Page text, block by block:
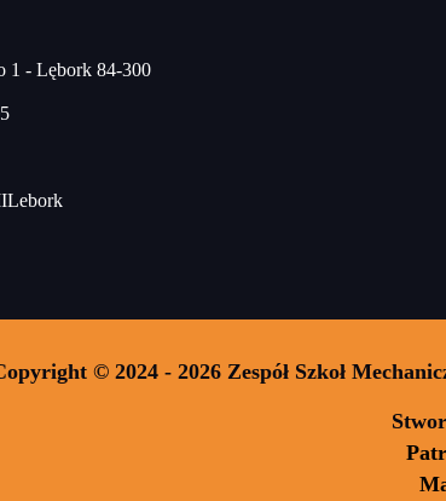
1 - Lębork 84-300
© 2024 - 2026 Zespół Szkoł